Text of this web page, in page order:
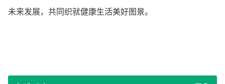
未来发展，共同织就健康生活美好图景。